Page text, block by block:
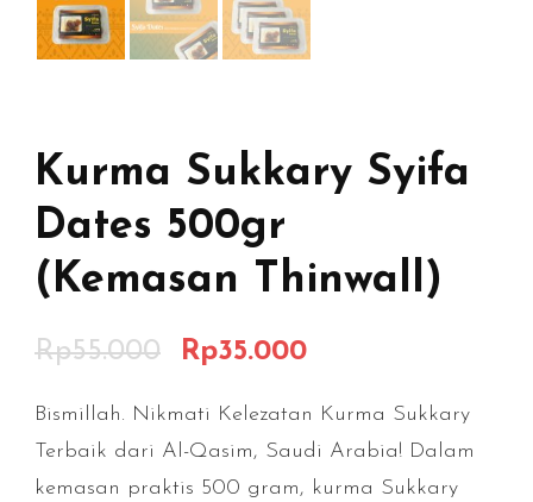
Kurma Sukkary Syifa
Dates 500gr
(Kemasan Thinwall)
Rp55.000 Rp35.000
Bismillah. Nikmati Kelezatan Kurma Sukkary
Terbaik dari Al-Qasim, Saudi Arabia! Dalam
kemasan praktis 500 gram, kurma Sukkary